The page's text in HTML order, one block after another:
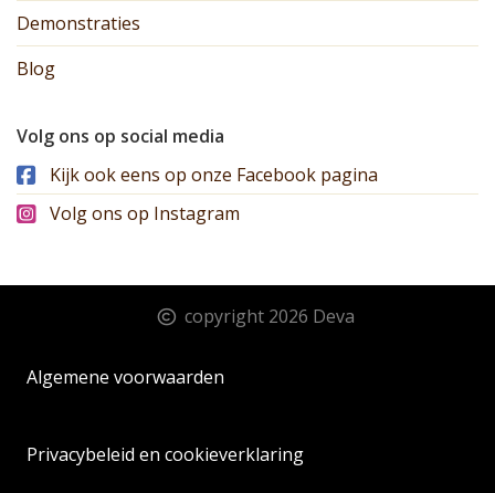
Demonstraties
Blog
Volg ons op social media
Kijk ook eens op onze Facebook pagina
Volg ons op Instagram
copyright 2026 Deva
Algemene voorwaarden
Privacybeleid en cookieverklaring